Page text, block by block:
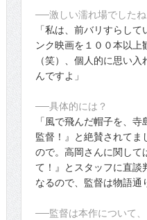
──激しい濡れ場でしたね
「私は、前バリすらし
ンク映画を１００本以
（笑）、個人的に思い
んですよ」
──具体的には？
「風で飛んだ帽子を、
監督！』と絶賛されて
ので。高岡さんに関して
て！』とスタッフに直談
なるので、監督は物語通
──監督は本作について